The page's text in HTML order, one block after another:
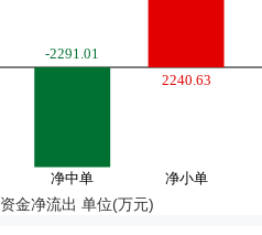
资金净流出 单位(万元)